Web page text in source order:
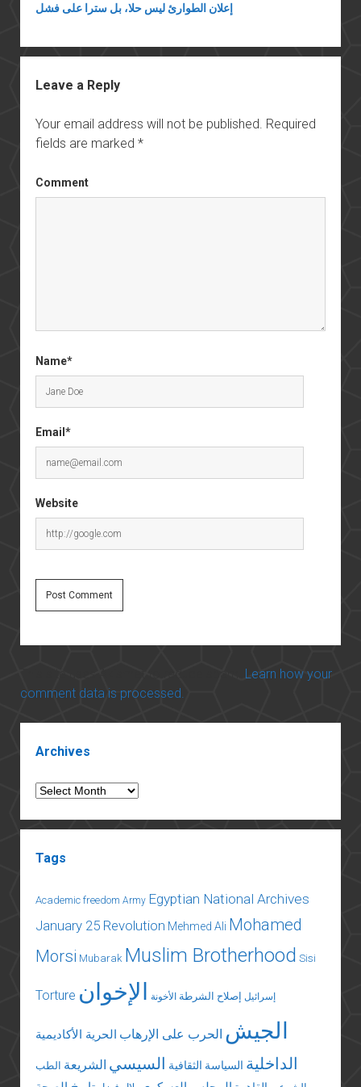
إعلان الطوارئ ليس حلا، بل سترا على فشل
Leave a Reply
Your email address will not be published. Required
fields are marked *
Comment
Name*
Email*
Website
Learn how your
comment data is processed.
Archives
Archives
Tags
Academic freedom Army Egyptian National Archives
January 25 Revolution Mehmed Ali Mohamed
Morsi Mubarak Muslim Brotherhood Sisi
Torture إسرائيل إصلاح الشرطة الأخونة الإخوان
الجيش الحرب على الإرهاب الحرية الأكاديمية
الداخلية السياسة الثقافية السيسي الشريعة الطب